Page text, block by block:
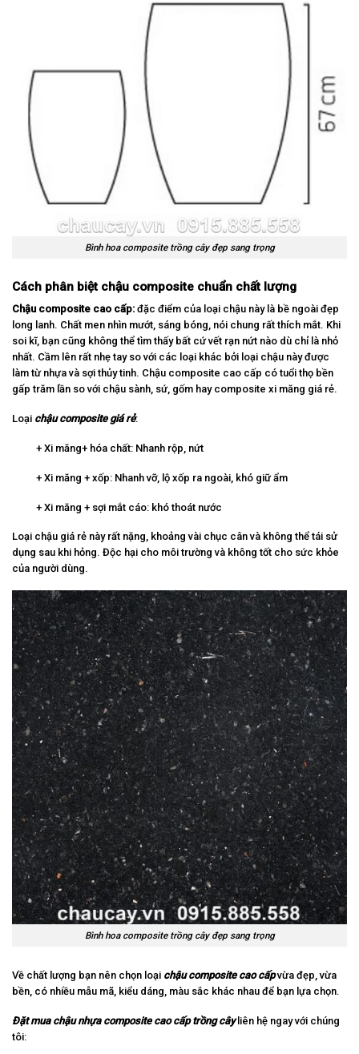
Bình hoa composite trồng cây đẹp sang trọng
Cách phân biệt chậu composite chuẩn chất lượng
Chậu composite cao cấp: đặc điểm của loại chậu này là bề ngoài đẹp
long lanh. Chất men nhìn mướt, sáng bóng, nói chung rất thích mắt. Khi
soi kĩ, bạn cũng không thể tìm thấy bất cứ vết rạn nứt nào dù chỉ là nhỏ
nhất. Cầm lên rất nhẹ tay so với các loại khác bởi loại chậu này được
làm từ nhựa và sợi thủy tinh. Chậu composite cao cấp có tuổi thọ bền
gấp trăm lần so với chậu sành, sứ, gốm hay composite xi măng giá rẻ.
Loại chậu composite giá rẻ:
+ Xi măng+ hóa chất: Nhanh rộp, nứt
+ Xi măng + xốp: Nhanh vỡ, lộ xốp ra ngoài, khó giữ ẩm
+ Xi măng + sợi mắt cáo: khó thoát nước
Loại chậu giá rẻ này rất nặng, khoảng vài chục cân và không thể tái sử
dụng sau khi hỏng. Độc hại cho môi trường và không tốt cho sức khỏe
của người dùng.
Bình hoa composite trồng cây đẹp sang trọng
Về chất lượng bạn nên chọn loại chậu composite cao cấpvừa đẹp, vừa
bền, có nhiều mẫu mã, kiểu dáng, màu sắc khác nhau để bạn lựa chọn.
Đặt mua chậu nhựa composite cao cấp trồng câyliên hệ ngay với chúng
tôi: